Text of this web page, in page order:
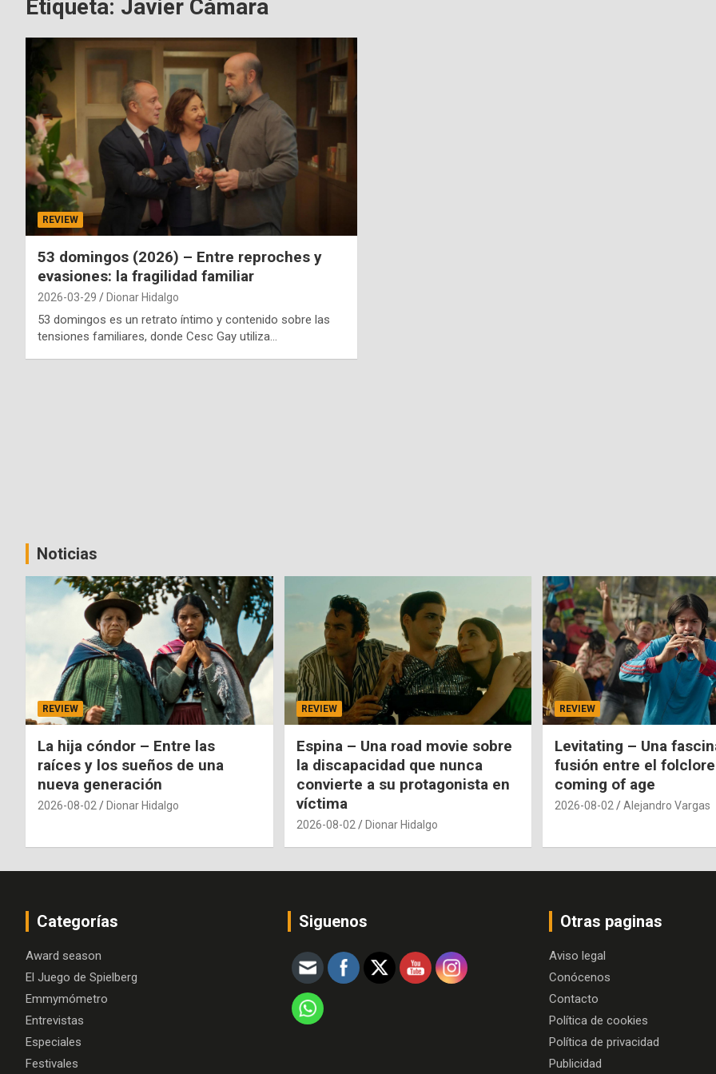
Etiqueta: Javier Cámara
REVIEW
53 domingos (2026) – Entre reproches y
evasiones: la fragilidad familiar
2026-03-29 Dionar Hidalgo
53 domingos es un retrato íntimo y contenido sobre las
tensiones familiares, donde Cesc Gay utiliza…
Noticias
REVIEW
La hija cóndor – Entre las
raíces y los sueños de una
nueva generación
2026-08-02 Dionar Hidalgo
REVIEW
Espina – Una road movie sobre
la discapacidad que nunca
convierte a su protagonista en
víctima
2026-08-02 Dionar Hidalgo
REVIEW
Levitating – Una
fusión entre el
coming of age
2026-08-02 Alejandro Vargas
Categorías
Award season
El Juego de Spielberg
Emmymómetro
Entrevistas
Especiales
Festivales
Siguenos Otras paginas
Aviso legal
Conócenos
Contacto
Política de cookies
Política de privacidad
Publicidad